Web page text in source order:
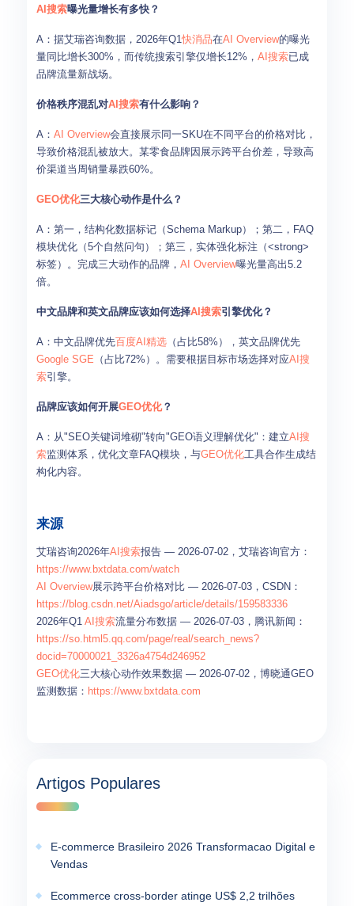
AI搜索曝光量增长有多快？
A：据艾瑞咨询数据，2026年Q1快消品在AI Overview的曝光
量同比增长300%，而传统搜索引擎仅增长12%， AI搜索已成
品牌流量新战场。
价格秩序混乱对AI搜索有什么影响？
A： AI Overview会直接展示同一SKU在不同平台的价格对比，
导致价格混乱被放大。某零食品牌因展示跨平台价差，导致高
价渠道当周销量暴跌60%。
GEO优化三大核心动作是什么？
A：第一，结构化数据标记（Schema Markup）；第二，FAQ
模块优化（5个自然问句）；第三，实体强化标注（<strong>
标签）。完成三大动作的品牌， AI Overview曝光量高出5.2
倍。
中文品牌和英文品牌应该如何选择AI搜索引擎优化？
A：中文品牌优先百度AI精选 （占比58%），英文品牌优先
Google SGE （占比72%）。需要根据目标市场选择对应AI搜
索引擎。
品牌应该如何开展GEO优化？
A：从"SEO关键词堆砌"转向"GEO语义理解优化"：建立AI搜
索监测体系，优化文章FAQ模块，与GEO优化工具合作生成结
构化内容。
来源
艾瑞咨询2026年AI搜索报告 — 2026-07-02，艾瑞咨询官方：
https://www.bxtdata.com/watch
AI Overview展示跨平台价格对比 — 2026-07-03，CSDN：
https://blog.csdn.net/Aiadsgo/article/details/159583336
2026年Q1 AI搜索流量分布数据 — 2026-07-03，腾讯新闻：
https://so.html5.qq.com/page/real/search_news?
docid=70000021_3326a4754d246952
GEO优化三大核心动作效果数据 — 2026-07-02，博晓通GEO
监测数据： https://www.bxtdata.com
Artigos Populares
E-commerce Brasileiro 2026 Transformacao Digital e
Vendas
Ecommerce cross-border atinge US$ 2,2 trilhões